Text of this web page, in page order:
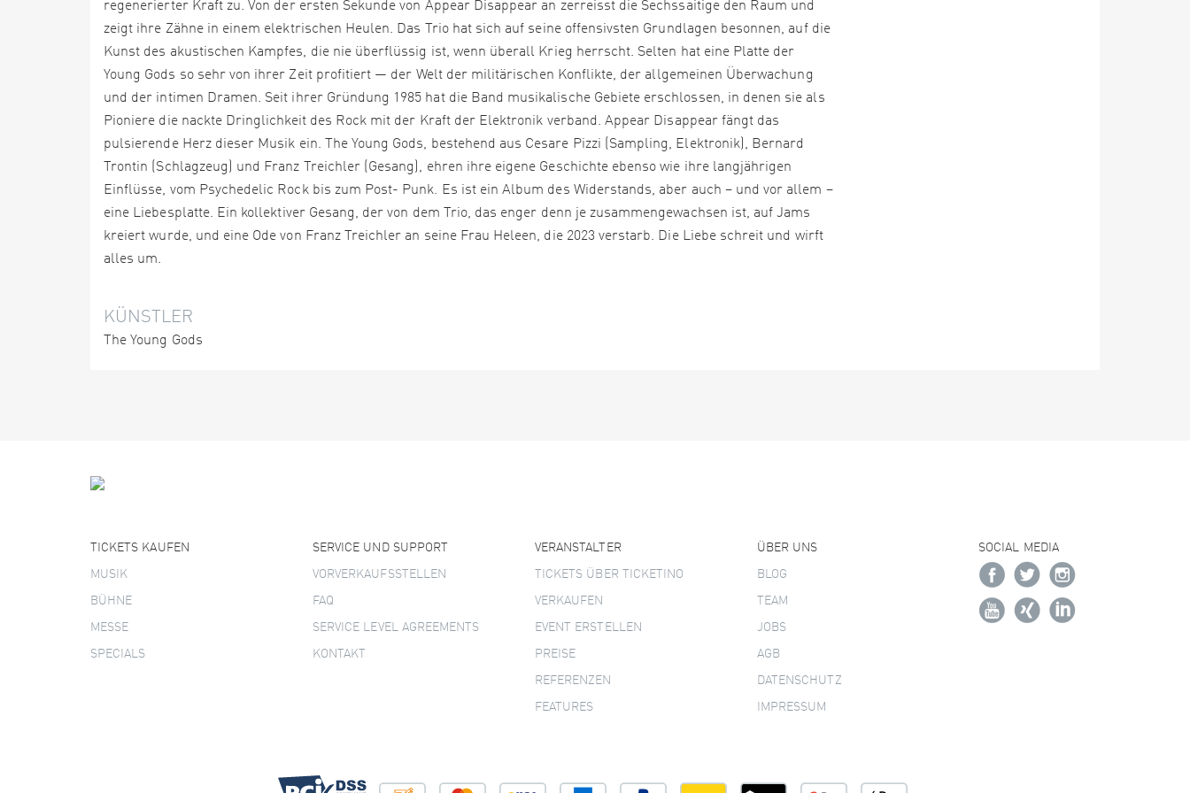
regenerierter Kraft zu. Von der ersten Sekunde von Appear Disappear an zerreisst die Sechssaitige den Raum und
zeigt ihre Zähne in einem elektrischen Heulen. Das Trio hat sich auf seine offensivsten Grundlagen besonnen, auf die
Kunst des akustischen Kampfes, die nie überflüssig ist, wenn überall Krieg herrscht. Selten hat eine Platte der
Young Gods so sehr von ihrer Zeit profitiert — der Welt der militärischen Konflikte, der allgemeinen Überwachung
und der intimen Dramen. Seit ihrer Gründung 1985 hat die Band musikalische Gebiete erschlossen, in denen sie als
Pioniere die nackte Dringlichkeit des Rock mit der Kraft der Elektronik verband. Appear Disappear fängt das
pulsierende Herz dieser Musik ein. The Young Gods, bestehend aus Cesare Pizzi (Sampling, Elektronik), Bernard
Trontin (Schlagzeug) und Franz Treichler (Gesang), ehren ihre eigene Geschichte ebenso wie ihre langjährigen
Einflüsse, vom Psychedelic Rock bis zum Post- Punk. Es ist ein Album des Widerstands, aber auch – und vor allem –
eine Liebesplatte. Ein kollektiver Gesang, der von dem Trio, das enger denn je zusammengewachsen ist, auf Jams
kreiert wurde, und eine Ode von Franz Treichler an seine Frau Heleen, die 2023 verstarb. Die Liebe schreit und wirft
alles um.
KÜNSTLER
The Young Gods
TICKETS KAUFEN
MUSIK
BÜHNE
MESSE
SPECIALS
SERVICE UND SUPPORT
VORVERKAUFSSTELLEN
FAQ
SERVICE LEVEL AGREEMENTS
KONTAKT
VERANSTALTER
TICKETS ÜBER TICKETINO
VERKAUFEN
EVENT ERSTELLEN
PREISE
REFERENZEN
FEATURES
ÜBER UNS
BLOG
TEAM
JOBS
AGB
DATENSCHUTZ
IMPRESSUM
SOCIAL MEDIA